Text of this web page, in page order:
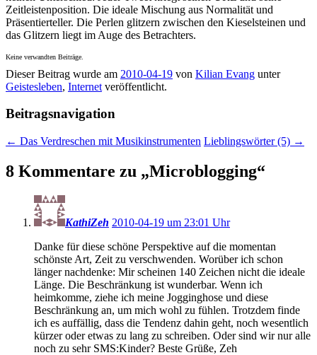
Zeitleistenposition. Die ideale Mischung aus Normalität und
Präsentierteller. Die Perlen glitzern zwischen den Kieselsteinen und
das Glitzern liegt im Auge des Betrachters.
Keine verwandten Beiträge.
Dieser Beitrag wurde am 2010-04-19 von Kilian Evang unter
Geistesleben, Internet veröffentlicht.
Beitragsnavigation
← Das Verdreschen mit Musikinstrumenten Lieblingswörter (5) →
8 Kommentare zu „Microblogging“
KathiZeh 2010-04-19 um 23:01 Uhr
Danke für diese schöne Perspektive auf die momentan
schönste Art, Zeit zu verschwenden. Worüber ich schon
länger nachdenke: Mir scheinen 140 Zeichen nicht die ideale
Länge. Die Beschränkung ist wunderbar. Wenn ich
heimkomme, ziehe ich meine Jogginghose und diese
Beschränkung an, um mich wohl zu fühlen. Trotzdem finde
ich es auffällig, dass die Tendenz dahin geht, noch wesentlich
kürzer oder etwas zu lang zu schreiben. Oder sind wir nur alle
noch zu sehr SMS:Kinder? Beste Grüße, Zeh